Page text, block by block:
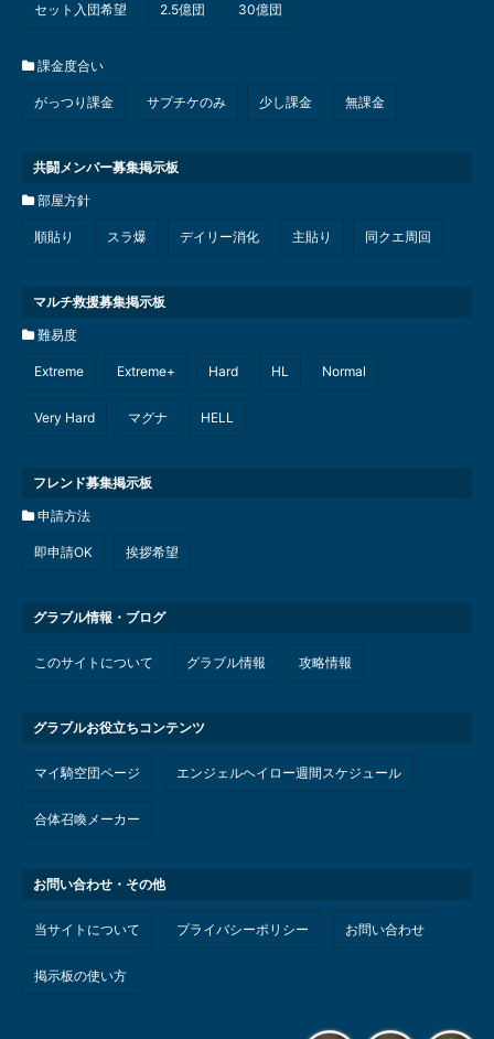
セット入団希望 2.5億団 30億団
課金度合い
がっつり課金 サプチケのみ 少し課金 無課金
共闘メンバー募集掲示板
部屋方針
順貼り スラ爆 デイリー消化 主貼り 同クエ周回
マルチ救援募集掲示板
難易度
Extreme Extreme+ Hard HL Normal
Very Hard マグナ HELL
フレンド募集掲示板
申請方法
即申請OK 挨拶希望
グラブル情報・ブログ
このサイトについて グラブル情報 攻略情報
グラブルお役立ちコンテンツ
マイ騎空団ページ エンジェルヘイロー週間スケジュール
合体召喚メーカー
お問い合わせ・その他
当サイトについて プライバシーポリシー お問い合わせ
掲示板の使い方